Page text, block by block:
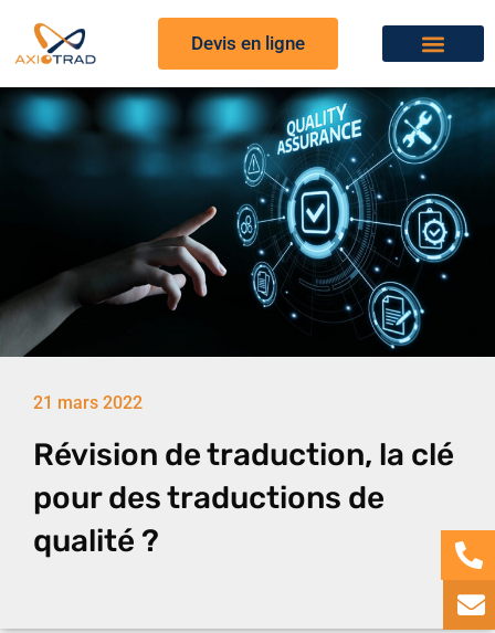
Devis en ligne
21 mars 2022
Révision de traduction, la clé
pour des traductions de
qualité ?